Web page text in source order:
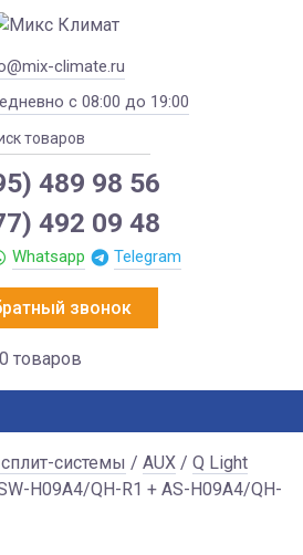
climate.ru
с 08:00 до 19:00
489 98 56
492 09 48
Whatsapp Telegram
звонок
0 товаров
системы / AUX / Q Light
H09A4/QH-R1 + AS-H09A4/QH-